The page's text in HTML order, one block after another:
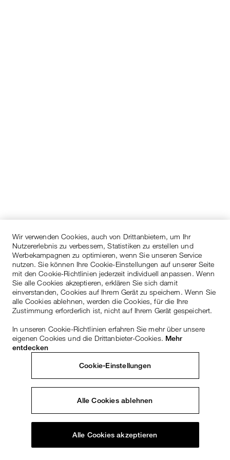
Wir verwenden Cookies, auch von Drittanbietern, um Ihr
Nutzererlebnis zu verbessern, Statistiken zu erstellen und
Werbekampagnen zu optimieren, wenn Sie unseren Service
nutzen. Sie können Ihre Cookie-Einstellungen auf unserer Seite
mit den Cookie-Richtlinien jederzeit individuell anpassen. Wenn
Sie alle Cookies akzeptieren, erklären Sie sich damit
einverstanden, Cookies auf Ihrem Gerät zu speichern. Wenn Sie
alle Cookies ablehnen, werden die Cookies, für die Ihre
Zustimmung erforderlich ist, nicht auf Ihrem Gerät gespeichert.
In unseren Cookie-Richtlinien erfahren Sie mehr über unsere
eigenen Cookies und die Drittanbieter-Cookies. Mehr
entdecken
Cookie-Einstellungen
Alle Cookies ablehnen
Alle Cookies akzeptieren